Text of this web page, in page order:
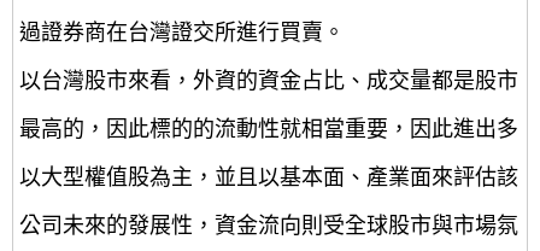
過證券商在台灣證交所進行買賣。
以台灣股市來看，外資的資金占比、成交量都是股市
最高的，因此標的的流動性就相當重要，因此進出多
以大型權值股為主，並且以基本面、產業面來評估該
公司未來的發展性，資金流向則受全球股市與市場氛